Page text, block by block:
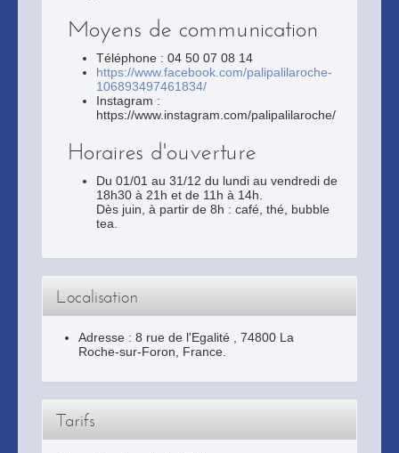
Moyens de communication
Téléphone : 04 50 07 08 14
https://www.facebook.com/palipalilaroche-
106893497461834/
Instagram :
https://www.instagram.com/palipalilaroche/
Horaires d'ouverture
Du 01/01 au 31/12 du lundi au vendredi de
18h30 à 21h et de 11h à 14h.
Dès juin, à partir de 8h : café, thé, bubble
tea.
Localisation
Adresse : 8 rue de l'Egalité 74800 La
Roche-sur-Foron , France.
Tarifs